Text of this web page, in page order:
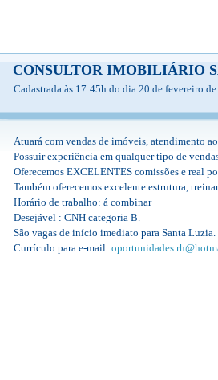
CONSULTOR IMOBILIÁRIO
Cadastrada às 17:45h do dia 20 de fevereiro
Atuará com vendas de imóveis, atendimento
Possuir experiência em qualquer tipo de
Oferecemos EXCELENTES comissões e real
Também oferecemos excelente estrutura,
Horário de trabalho: á combinar
Desejável : CNH categoria B.
São vagas de início imediato para Santa Luzia.
Currículo para e-mail: